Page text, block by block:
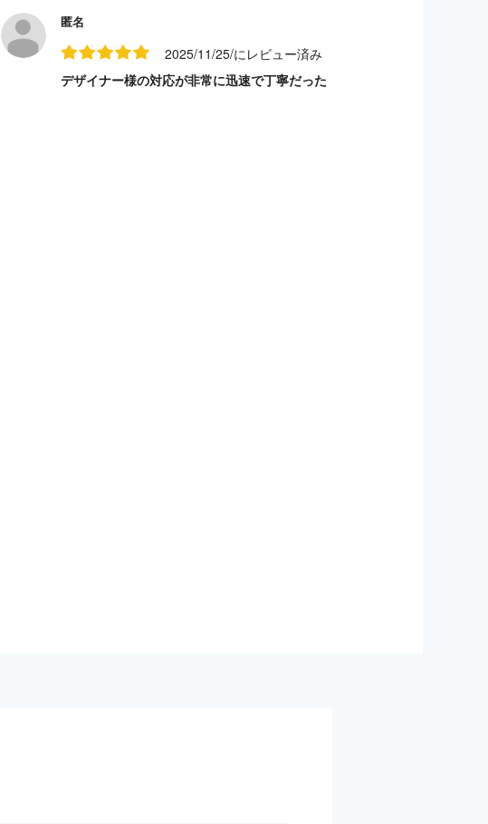
匿名
2025/11/25/にレビュー済み
デザイナー様の対応が非常に迅速で丁寧だった